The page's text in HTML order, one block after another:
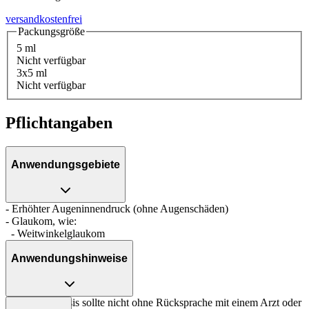
versandkostenfrei
Packungsgröße
5 ml
Nicht verfügbar
3x5 ml
Nicht verfügbar
Pflichtangaben
Anwendungsgebiete
- Erhöhter Augeninnendruck (ohne Augenschäden)
- Glaukom, wie:
- Weitwinkelglaukom
Anwendungshinweise
Die Gesamtdosis sollte nicht ohne Rücksprache mit einem Arzt oder